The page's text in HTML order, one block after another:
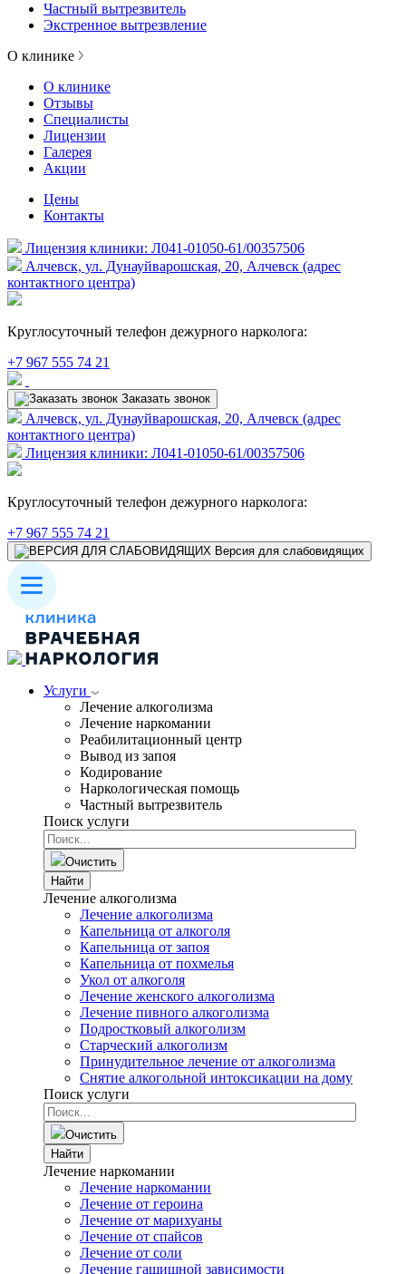
Частный вытрезвитель
Экстренное вытрезвление
О клинике
О клинике
Отзывы
Специалисты
Лицензии
Галерея
Акции
Цены
Контакты
Лицензия клиники: Л041-01050-61/00357506
Алчевск, ул. Дунауйварошская, 20, Алчевск (адрес
контактного центра)
Круглосуточный телефон дежурного нарколога:
+7 967 555 74 21
Заказать звонок
Алчевск, ул. Дунауйварошская, 20, Алчевск (адрес
контактного центра)
Лицензия клиники: Л041-01050-61/00357506
Круглосуточный телефон дежурного нарколога:
+7 967 555 74 21
Версия для слабовидящих
Услуги
Лечение алкоголизма
Лечение наркомании
Реабилитационный центр
Вывод из запоя
Кодирование
Наркологическая помощь
Частный вытрезвитель
Поиск услуги
Очистить
Найти
Лечение алкоголизма
Лечение алкоголизма
Капельница от алкоголя
Капельница от запоя
Капельница от похмелья
Укол от алкоголя
Лечение женского алкоголизма
Лечение пивного алкоголизма
Подростковый алкоголизм
Старческий алкоголизм
Принудительное лечение от алкоголизма
Снятие алкогольной интоксикации на дому
Поиск услуги
Очистить
Найти
Лечение наркомании
Лечение наркомании
Лечение от героина
Лечение от марихуаны
Лечение от спайсов
Лечение от соли
Лечение гашишной зависимости